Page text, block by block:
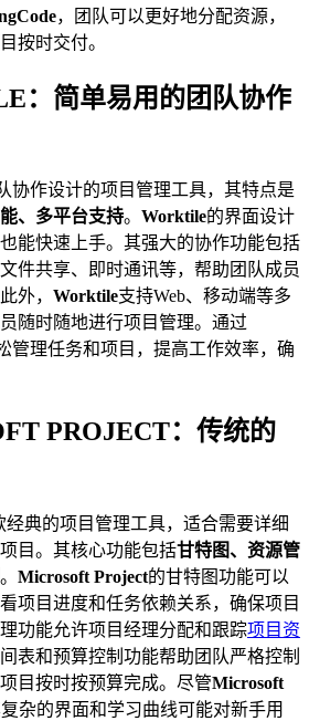
，团队可以更好地分配资源，
按时交付。
：简单易用的团队协作
协作设计的项目管理工具，其特点是
、多平台支持。 Worktile的界面设计
能快速上手。其强大的协作功能包括
件共享、即时通讯等，帮助团队成员
外， Worktile支持Web、移动端等多
随时随地进行项目管理。通过
管理任务和项目，提高工作效率，确
PROJECT：传统的
经典的项目管理工具，适合需要详细
目。其核心功能包括甘特图、资源管
。 Microsoft Project的甘特图功能可以
项目进度和任务依赖关系，确保项目
功能允许项目经理分配和跟踪项目资
表和预算控制功能帮助团队严格控制
目按时按预算完成。尽管Microsoft
杂的界面和学习曲线可能对新手用